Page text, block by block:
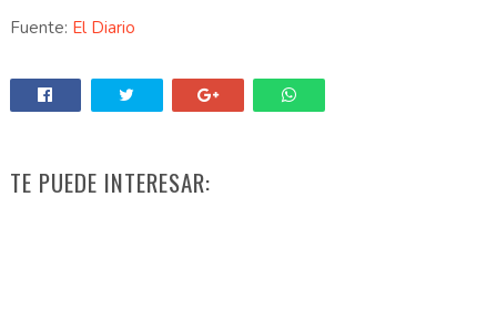
Fuente: El Diario
TE PUEDE INTERESAR: